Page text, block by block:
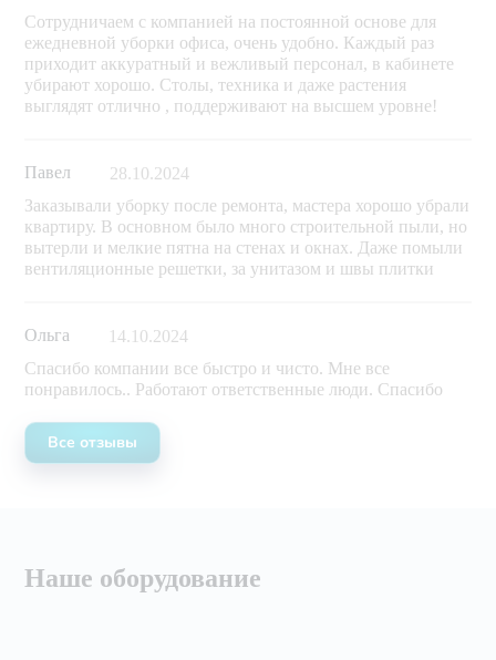
Сотрудничаем с компанией на постоянной основе для
ежедневной уборки офиса, очень удобно. Каждый раз
приходит аккуратный и вежливый персонал, в кабинете
убирают хорошо. Столы, техника и даже растения
выглядят отлично , поддерживают на высшем уровне!
Павел
28.10.2024
Заказывали уборку после ремонта, мастера хорошо убрали
квартиру. В основном было много строительной пыли, но
вытерли и мелкие пятна на стенах и окнах. Даже помыли
вентиляционные решетки, за унитазом и швы плитки
Ольга
14.10.2024
Спасибо компании все быстро и чисто. Мне все
понравилось.. Работают ответственные люди. Спасибо
Все отзывы
Наше оборудование